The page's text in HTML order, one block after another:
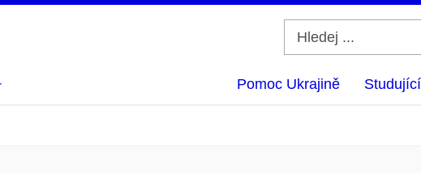
Pomoc Ukrajině Studující